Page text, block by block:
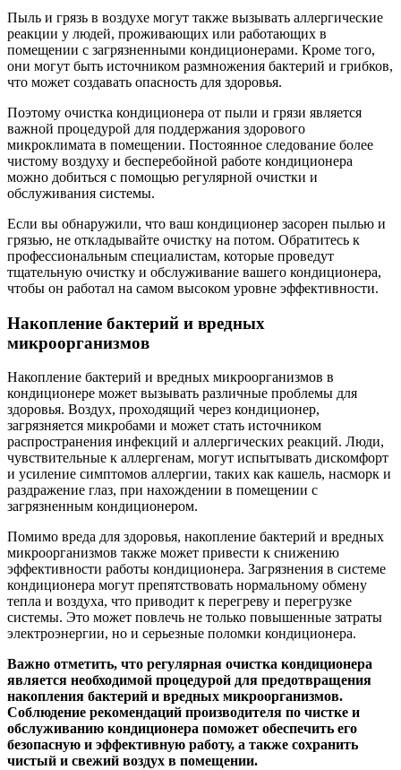
Пыль и грязь в воздухе могут также вызывать аллергические
реакции у людей, проживающих или работающих в
помещении с загрязненными кондиционерами. Кроме того,
они могут быть источником размножения бактерий и грибков,
что может создавать опасность для здоровья.
Поэтому очистка кондиционера от пыли и грязи является
важной процедурой для поддержания здорового
микроклимата в помещении. Постоянное следование более
чистому воздуху и бесперебойной работе кондиционера
можно добиться с помощью регулярной очистки и
обслуживания системы.
Если вы обнаружили, что ваш кондиционер засорен пылью и
грязью, не откладывайте очистку на потом. Обратитесь к
профессиональным специалистам, которые проведут
тщательную очистку и обслуживание вашего кондиционера,
чтобы он работал на самом высоком уровне эффективности.
Накопление бактерий и вредных
микроорганизмов
Накопление бактерий и вредных микроорганизмов в
кондиционере может вызывать различные проблемы для
здоровья. Воздух, проходящий через кондиционер,
загрязняется микробами и может стать источником
распространения инфекций и аллергических реакций. Люди,
чувствительные к аллергенам, могут испытывать дискомфорт
и усиление симптомов аллергии, таких как кашель, насморк и
раздражение глаз, при нахождении в помещении с
загрязненным кондиционером.
Помимо вреда для здоровья, накопление бактерий и вредных
микроорганизмов также может привести к снижению
эффективности работы кондиционера. Загрязнения в системе
кондиционера могут препятствовать нормальному обмену
тепла и воздуха, что приводит к перегреву и перегрузке
системы. Это может повлечь не только повышенные затраты
электроэнергии, но и серьезные поломки кондиционера.
Важно отметить, что регулярная очистка кондиционера
является необходимой процедурой для предотвращения
накопления бактерий и вредных микроорганизмов.
Соблюдение рекомендаций производителя по чистке и
обслуживанию кондиционера поможет обеспечить его
безопасную и эффективную работу, а также сохранить
чистый и свежий воздух в помещении.